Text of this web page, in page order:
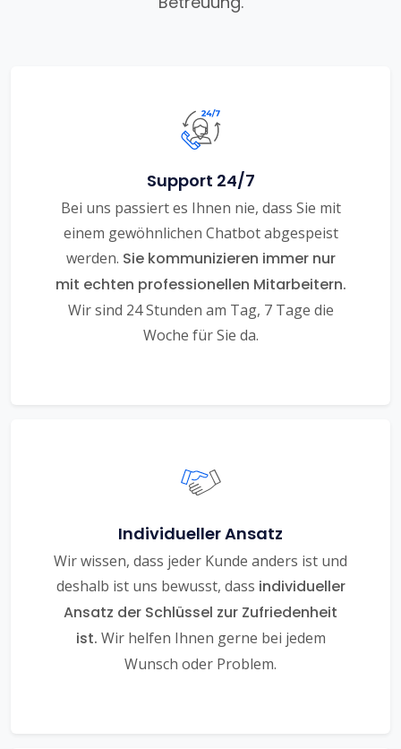
Support 24/7
Bei uns passiert es Ihnen nie, dass Sie mit
einem gewöhnlichen Chatbot abgespeist
werden. Sie kommunizieren immer nur
mit echten professionellen Mitarbeitern.
Wir sind 24 Stunden am Tag, 7 Tage die
Woche für Sie da.
Individueller Ansatz
Wir wissen, dass jeder Kunde anders ist und
deshalb ist uns bewusst, dass individueller
Ansatz der Schlüssel zur Zufriedenheit
ist. Wir helfen Ihnen gerne bei jedem
Wunsch oder Problem.